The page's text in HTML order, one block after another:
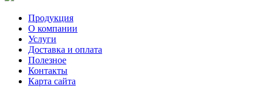
Продукция
О компании
Услуги
Доставка и оплата
Полезное
Контакты
Карта сайта